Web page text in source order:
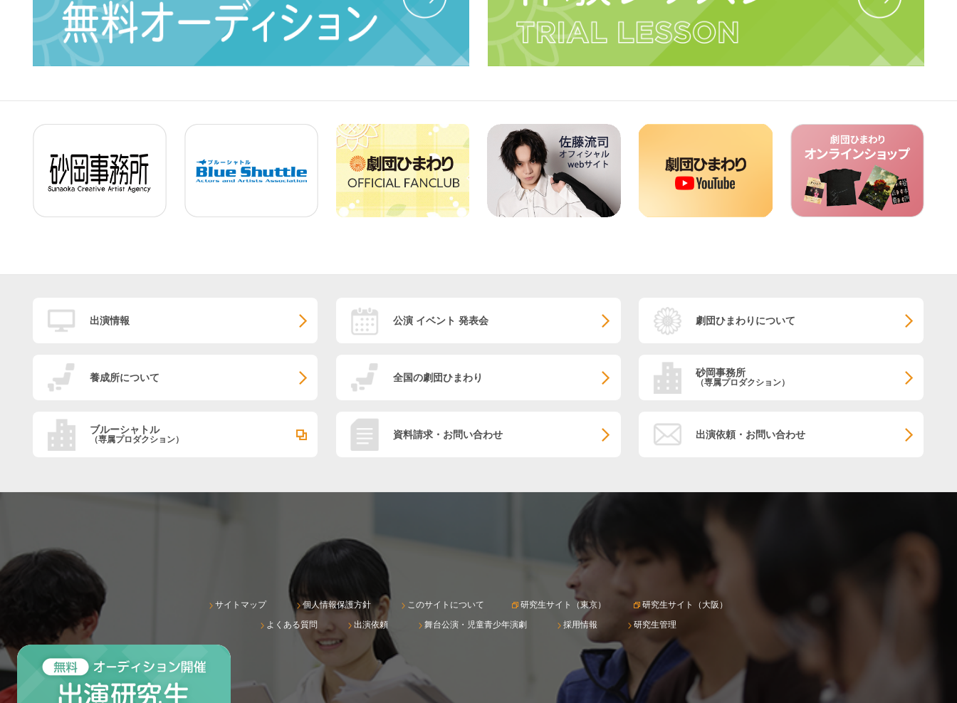
出演情報 公演 イベント 発表会 劇団ひまわりについて
養成所について 全国の劇団ひまわり 砂岡事務所
（専属プロダクション）
ブルーシャトル
（専属プロダクション） 資料請求・お問い合わせ 出演依頼・お問い合わせ
サイトマップ 個人情報保護方針 このサイトについて 研究生サイト（東京）
研究生サイト（大阪）
よくある質問
出演依頼 舞台公演・児童青少年演劇 採用情報 研究生管理